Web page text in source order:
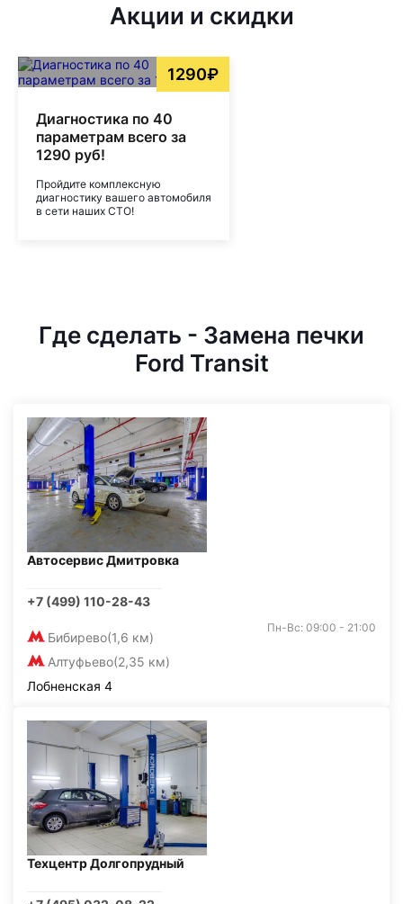
Акции и скидки
1290₽
Диагностика по 40
параметрам всего за
1290 руб!
Пройдите комплексную
диагностику вашего автомобиля
в сети наших СТО!
Где сделать - Замена печки
Ford Transit
Автосервис Дмитровка
+7 (499) 110-28-43
Бибирево(1,6 км)
Алтуфьево(2,35 км)
Пн-Вс: 09:00 - 21:00
Лобненская 4
Техцентр Долгопрудный